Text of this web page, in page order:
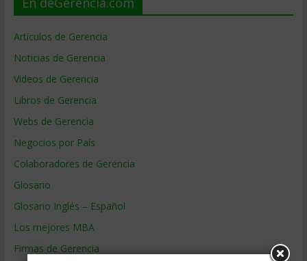
Artículos de Gerencia
Noticias de Gerencia
Videos de Gerencia
Libros de Gerencia
Webs de Gerencia
Negocios por País
Colaboradores de Gerencia
Glosario
Glosario Inglés – Español
Los mejores MBA
Firmas de Gerencia